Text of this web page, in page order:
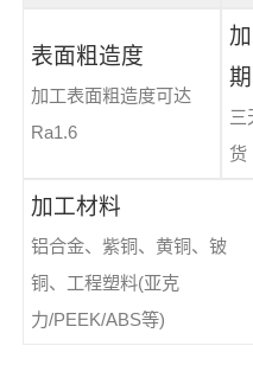
表面粗造度
加工表面粗造度可达
Ra1.6
期
三
货
加工材料
铝合金、紫铜、黄铜、铍
铜、工程塑料(亚克
力/PEEK/ABS等)